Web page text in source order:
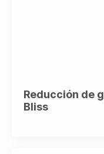
Reducción de
Bliss